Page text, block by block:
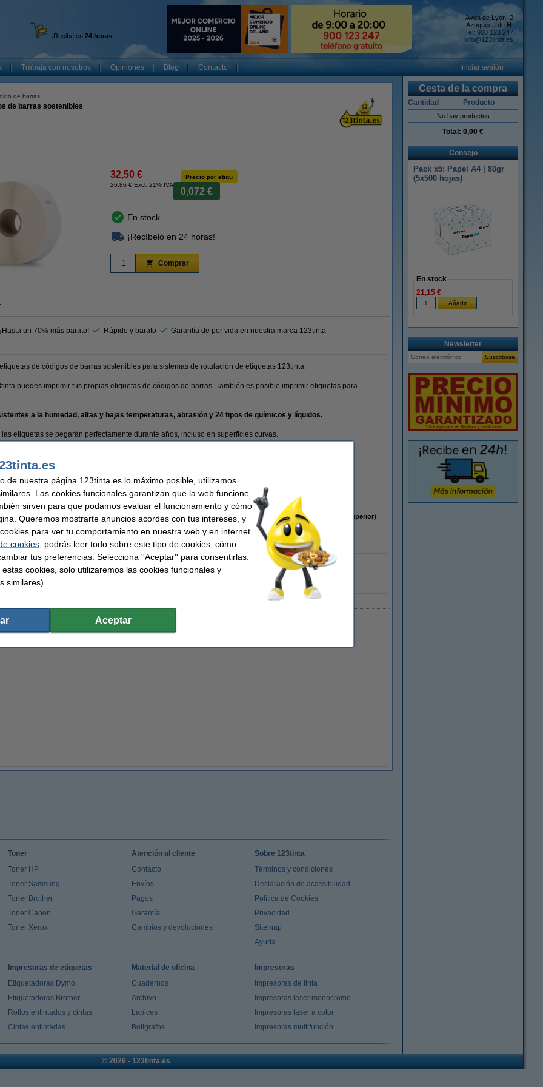
¡Recibe en 24 horas!
Avda de Lyon, 2
Azuqueca de H.
Tel: 900 123 247
info@123tinta.es
Trabaja con nosotros Opiniones Blog Contacto Iniciar sesión
de barras
de barras sostenibles
32,50 €
26,86 € Excl. 21% IVA
Precio por etiqu
0,072 €
En stock
¡Recíbelo en 24 horas!
Comprar
un 70% más barato! Rápido y barato Garantía de por vida en nuestra marca 123tinta
de códigos de barras sostenibles para sistemas de rotulación de etiquetas 123tinta.
puedes imprimir tus propias etiquetas de códigos de barras. También es posible imprimir etiquetas para
a la humedad, altas y bajas temperaturas, abrasión y 24 tipos de químicos y líquidos.
etiquetas se pegarán perfectamente durante años, incluso en superficies curvas.
del 100%. 1-2-3 ¡sin preocupaciones!
Material:
polipropileno (capa superior)
-18 - 50 °C
de barras Cantidad:
1 x 450 etiquetas
x 19 mm (LxAn) Núm. de item: 089217
en lugar de las etiquetas originales.
también han elegido estos artículos.
Cesta de la compra
Cantidad Producto
No hay productos
Total: 0,00 €
Consejo
Pack x5: Papel A4 | 80gr
(5x500 hojas)
En stock
21,15 €
Newsletter
Toner
Toner HP
Toner Samsung
Toner Brother
Toner Canon
Toner Xerox
Atención al cliente
Contacto
Envíos
Pagos
Garantía
Cambios y devoluciones
Sobre 123tinta
Términos y condiciones
Declaración de accesibilidad
Política de Cookies
Privacidad
Sitemap
Ayuda
Impresoras de etiquetas
Etiquetadoras Dymo
Etiquetadoras Brother
Rollos entintados y cintas
Cintas entintadas
Material de oficina
Cuadernos
Archivo
Lapices
Boligrafos
Impresoras
Impresoras de tinta
Impresoras laser monocromo
Impresoras laser a color
Impresoras multifunción
© 2026 - 123tinta.es
de nuestra página 123tinta.es lo máximo posible, utilizamos
Las cookies funcionales garantizan que la web funcione
sirven para que podamos evaluar el funcionamiento y cómo
Queremos mostrarte anuncios acordes con tus intereses, y
para ver tu comportamiento en nuestra web y en internet.
cookies, podrás leer todo sobre este tipo de cookies, cómo
tus preferencias. Selecciona ''Aceptar'' para consentirlas.
cookies, solo utilizaremos las cookies funcionales y
similares).
Aceptar